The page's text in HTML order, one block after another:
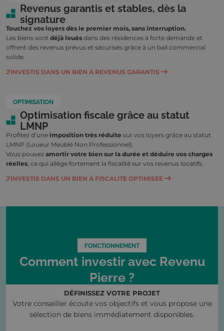
Revenus garantis et stables, dès la
signature
Touchez vos loyers dès le premier mois, sans interruption.
Les biens sontdéjà louésdans des résidences à forte demande et
offrent des revenus prévus et sécurisés grâce à un bail commercial
solide.
J’INVESTIS DANS UN BIEN À REVENUS GARANTIS
OPTIMISATION
Optimisation fiscale grâce au statut
LMNP
Profitez d’uneimposition très réduite sur vos loyers grâce au statut
LMNP (Loueur Meublé Non Professionnel).
Vous pouvezamortir votre bien sur la durée et déduire vos charges
réelles, ce qui allège fortement la fiscalité sur vos revenus locatifs.
J’INVESTIS DANS UN BIEN À FISCALITÉ OPTIMISÉE
FONCTIONNEMENT
Comment investir avec Revenu
Pierre ?
DÉFINISSEZ VOTRE PROJET
Votre conseiller écoute vos objectifs et vous propose une
sélection de biens immédiatement disponibles.